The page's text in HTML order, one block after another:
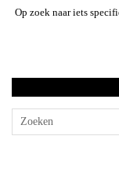
Op zoek naar iets